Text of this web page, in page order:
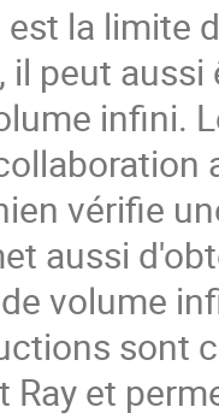
la limite
il peut
infini.
vérifie
aussi
volume
sont
Ray et